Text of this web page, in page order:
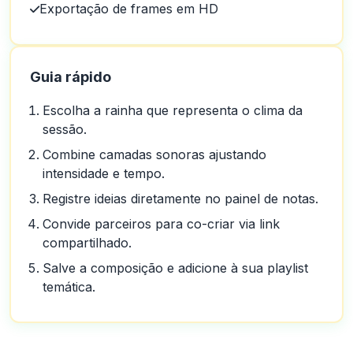
Exportação de frames em HD
Guia rápido
Escolha a rainha que representa o clima da
sessão.
Combine camadas sonoras ajustando
intensidade e tempo.
Registre ideias diretamente no painel de notas.
Convide parceiros para co-criar via link
compartilhado.
Salve a composição e adicione à sua playlist
temática.